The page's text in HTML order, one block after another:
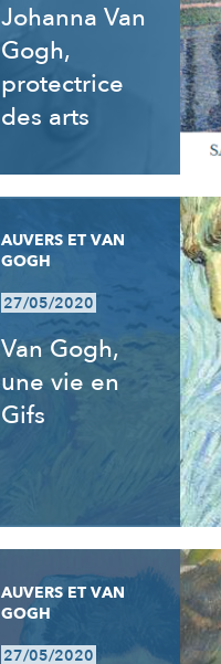
Johanna Van
Gogh,
protectrice
des arts
AUVERS ET VAN
GOGH
27/05/2020
Van Gogh,
une vie en
Gifs
AUVERS ET VAN
GOGH
27/05/2020